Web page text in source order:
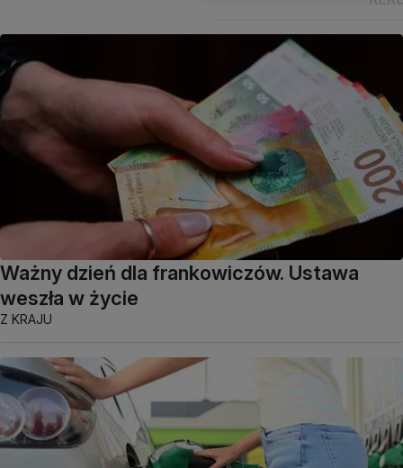
Ważny dzień dla frankowiczów. Ustawa
weszła w życie
Z KRAJU